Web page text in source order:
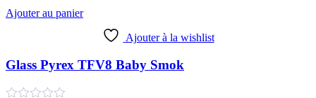
Ajouter au panier
Ajouter à la wishlist
Glass Pyrex TFV8 Baby Smok